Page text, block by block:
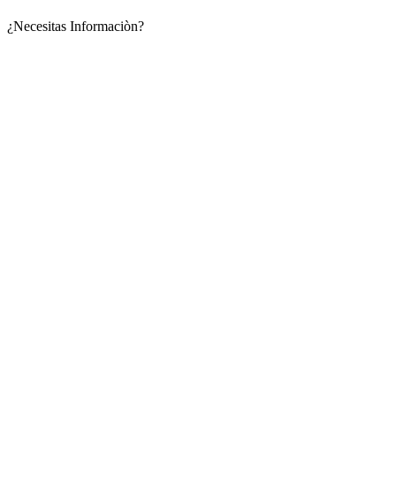
¿Necesitas Informaciòn?